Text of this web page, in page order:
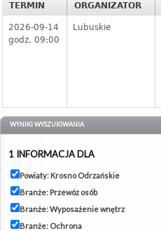
TERMIN ORGANIZATOR
2026-09-14
godz. 09:00
Lubuskie
WYNIKI WYSZUKIWANIA
1 INFORMACJA DLA
Powiaty: Krosno Odrzańskie
Branże: Przewóz osób
Branże: Wyposażenie wnętrz
Branże: Ochrona